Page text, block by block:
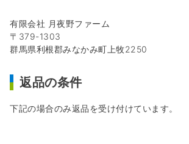
有限会社 月夜野ファーム
379-1303
群馬県利根郡みなかみ町上牧2250
返品の条件
下記の場合のみ返品を受け付けています。